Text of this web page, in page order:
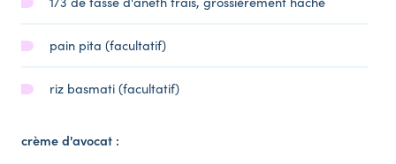
pain pita (facultatif)
riz basmati (facultatif)
crème d'avocat :